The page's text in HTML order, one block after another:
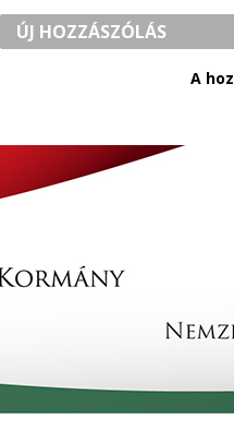
ÚJ HOZZÁSZÓLÁS
A